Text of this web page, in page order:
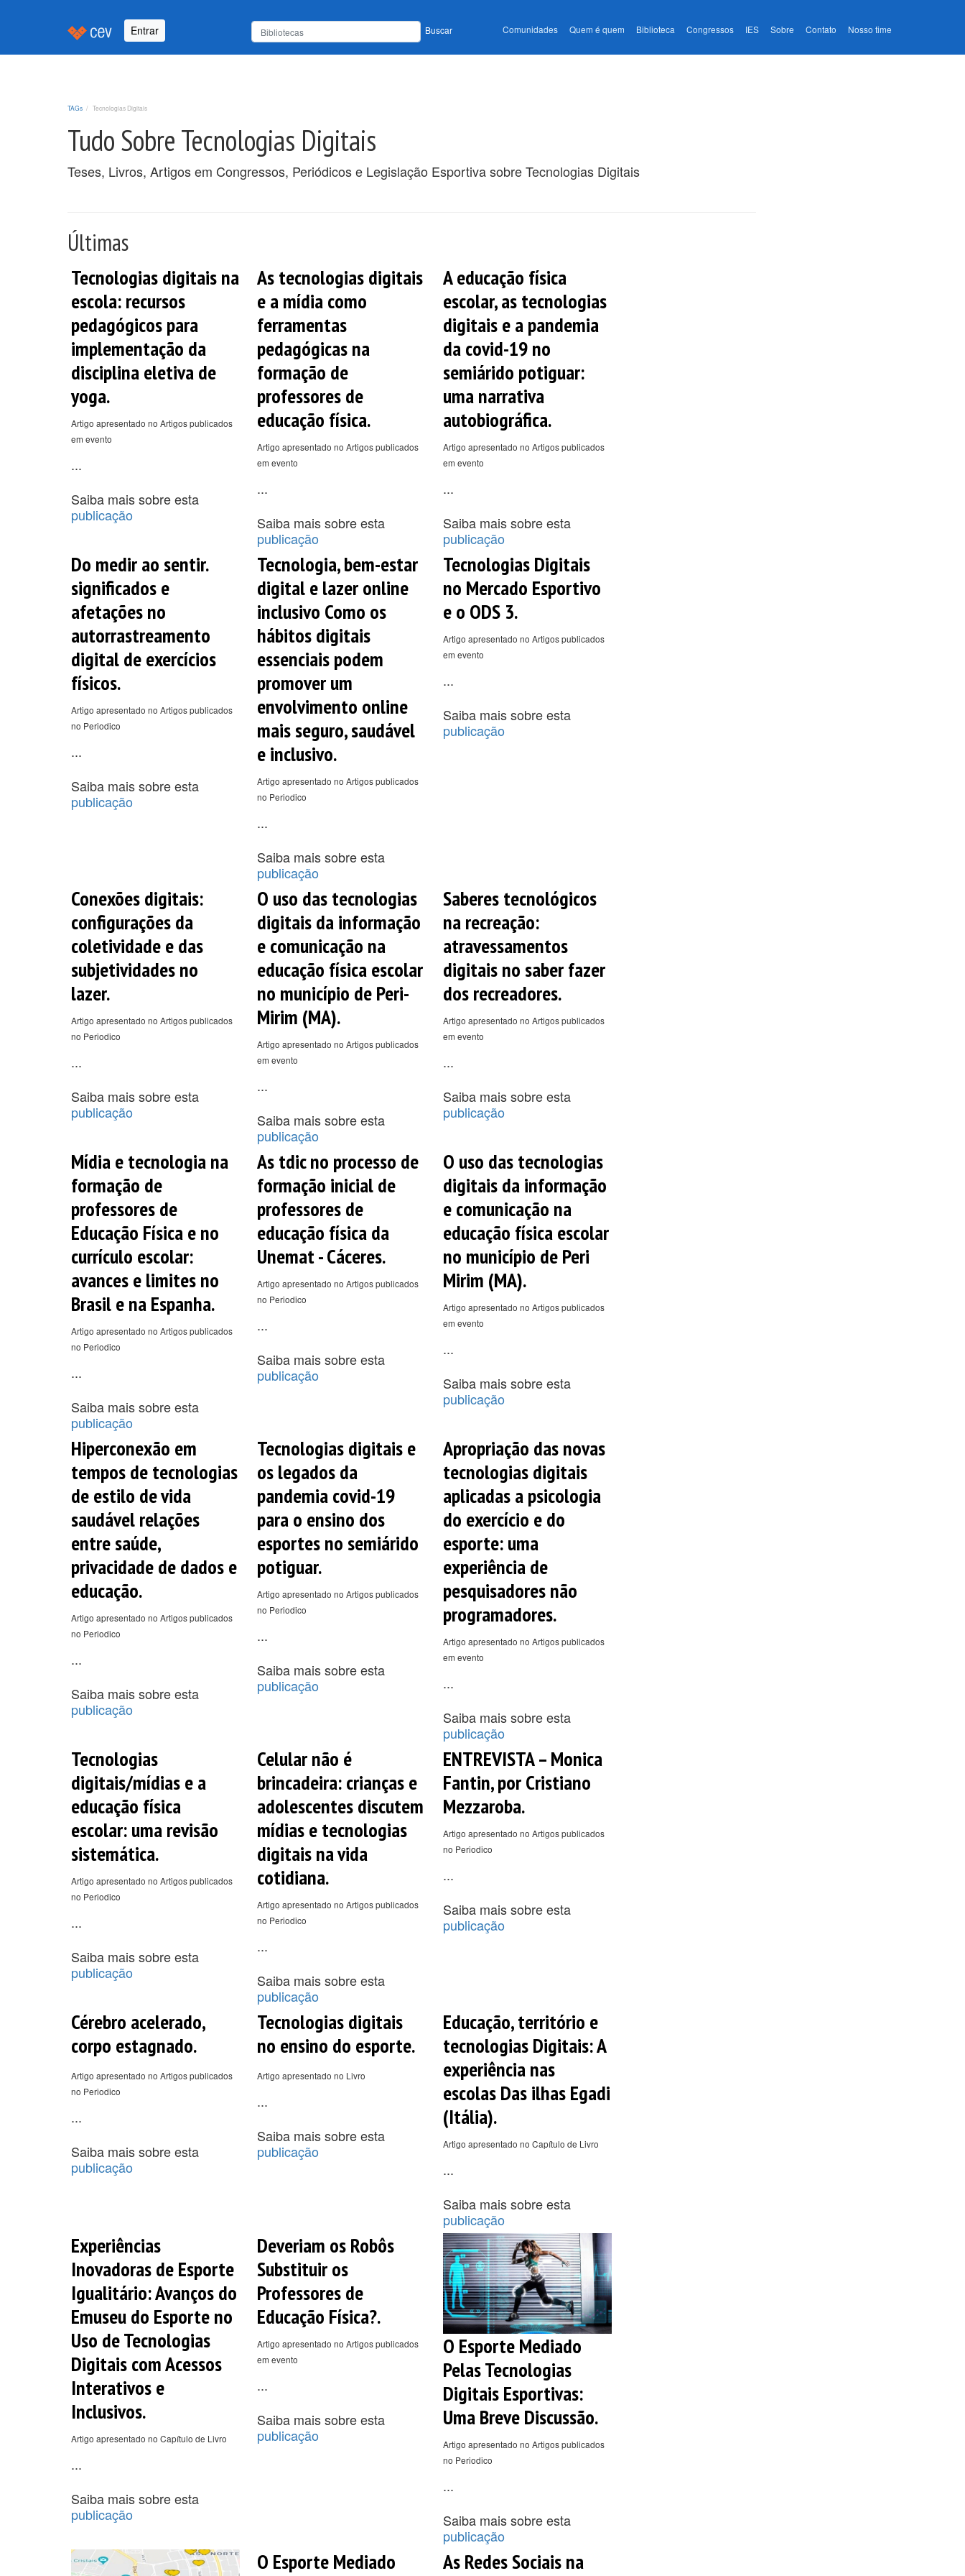
Entrar Buscar Comunidades Quem é quem Biblioteca Congressos IES Sobre Contato Nosso time
TAGs Tecnologias Digitais
Tudo Sobre Tecnologias Digitais
Teses, Livros, Artigos em Congressos, Periódicos e Legislação Esportiva sobre Tecnologias Digitais
Últimas
Tecnologias digitais na
escola: recursos
pedagógicos para
implementação da
disciplina eletiva de
yoga.
Artigo apresentado no Artigos publicados
em evento
...
Saiba mais sobre esta
publicação
As tecnologias digitais
e a mídia como
ferramentas
pedagógicas na
formação de
professores de
educação física.
Artigo apresentado no Artigos publicados
em evento
...
Saiba mais sobre esta
publicação
A educação física
escolar, as tecnologias
digitais e a pandemia
da covid-19 no
semiárido potiguar:
uma narrativa
autobiográfica.
Artigo apresentado no Artigos publicados
em evento
...
Saiba mais sobre esta
publicação
Do medir ao sentir.
significados e
afetações no
autorrastreamento
digital de exercícios
físicos.
Artigo apresentado no Artigos publicados
no Periodico
...
Saiba mais sobre esta
publicação
Tecnologia, bem-estar
digital e lazer online
inclusivo Como os
hábitos digitais
essenciais podem
promover um
envolvimento online
mais seguro, saudável
e inclusivo.
Artigo apresentado no Artigos publicados
no Periodico
...
Saiba mais sobre esta
publicação
Tecnologias Digitais
no Mercado Esportivo
e o ODS 3.
Artigo apresentado no Artigos publicados
em evento
...
Saiba mais sobre esta
publicação
Conexões digitais:
configurações da
coletividade e das
subjetividades no
lazer.
Artigo apresentado no Artigos publicados
no Periodico
...
Saiba mais sobre esta
publicação
O uso das tecnologias
digitais da informação
e comunicação na
educação física escolar
no município de Peri-
Mirim (MA).
Artigo apresentado no Artigos publicados
em evento
...
Saiba mais sobre esta
publicação
Saberes tecnológicos
na recreação:
atravessamentos
digitais no saber fazer
dos recreadores.
Artigo apresentado no Artigos publicados
em evento
...
Saiba mais sobre esta
publicação
Mídia e tecnologia na
formação de
professores de
Educação Física e no
currículo escolar:
avances e limites no
Brasil e na Espanha.
Artigo apresentado no Artigos publicados
no Periodico
...
Saiba mais sobre esta
publicação
As tdic no processo de
formação inicial de
professores de
educação física da
Unemat - Cáceres.
Artigo apresentado no Artigos publicados
no Periodico
...
Saiba mais sobre esta
publicação
O uso das tecnologias
digitais da informação
e comunicação na
educação física escolar
no município de Peri
Mirim (MA).
Artigo apresentado no Artigos publicados
em evento
...
Saiba mais sobre esta
publicação
Hiperconexão em
tempos de tecnologias
de estilo de vida
saudável relações
entre saúde,
privacidade de dados e
educação.
Artigo apresentado no Artigos publicados
no Periodico
...
Saiba mais sobre esta
publicação
Tecnologias digitais e
os legados da
pandemia covid-19
para o ensino dos
esportes no semiárido
potiguar.
Artigo apresentado no Artigos publicados
no Periodico
...
Saiba mais sobre esta
publicação
Apropriação das novas
tecnologias digitais
aplicadas a psicologia
do exercício e do
esporte: uma
experiência de
pesquisadores não
programadores.
Artigo apresentado no Artigos publicados
em evento
...
Saiba mais sobre esta
publicação
Tecnologias
digitais/mídias e a
educação física
escolar: uma revisão
sistemática.
Artigo apresentado no Artigos publicados
no Periodico
...
Saiba mais sobre esta
publicação
Celular não é
brincadeira: crianças e
adolescentes discutem
mídias e tecnologias
digitais na vida
cotidiana.
Artigo apresentado no Artigos publicados
no Periodico
...
Saiba mais sobre esta
publicação
ENTREVISTA – Monica
Fantin, por Cristiano
Mezzaroba.
Artigo apresentado no Artigos publicados
no Periodico
...
Saiba mais sobre esta
publicação
Cérebro acelerado,
corpo estagnado.
Artigo apresentado no Artigos publicados
no Periodico
...
Saiba mais sobre esta
publicação
Tecnologias digitais
no ensino do esporte.
Artigo apresentado no Livro
...
Saiba mais sobre esta
publicação
Educação, território e
tecnologias Digitais: A
experiência nas
escolas Das ilhas Egadi
(Itália).
Artigo apresentado no Capítulo de Livro
...
Saiba mais sobre esta
publicação
Experiências
Inovadoras de Esporte
Igualitário: Avanços do
Emuseu do Esporte no
Uso de Tecnologias
Digitais com Acessos
Interativos e
Inclusivos.
Artigo apresentado no Capítulo de Livro
...
Saiba mais sobre esta
publicação
Deveriam os Robôs
Substituir os
Professores de
Educação Física?.
Artigo apresentado no Artigos publicados
em evento
...
Saiba mais sobre esta
publicação
O Esporte Mediado
Pelas Tecnologias
Digitais Esportivas:
Uma Breve Discussão.
Artigo apresentado no Artigos publicados
no Periodico
...
Saiba mais sobre esta
publicação
O Esporte Mediado
As Redes Sociais na